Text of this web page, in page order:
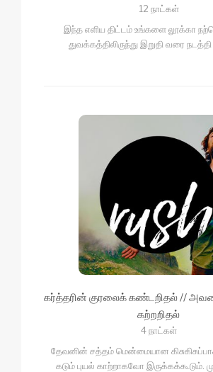
12 நாட்கள்
இந்த எளிய திட்டம் உங்களை லூக்கா
துவக்கத்திலிருந்து இறுதி வரை
கர்த்தரின் குரலைக் கண்டறிதல் //
கற்றறிதல்
4 நாட்கள்
தேவனின் சத்தம் மென்மையான
கடும் புயல் காற்றாகவோ இருக்கக்கூடும்.